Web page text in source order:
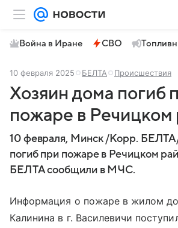
Война в Иране СВО
10 февраля 2025 БЕЛТА Происшествия
Хозяин дома погиб
пожаре в Речицком
10 февраля, Минск /Корр.
погиб при пожаре в Речицком
БЕЛТА сообщили в МЧС.
Информация о пожаре в жилом
Калинина в г. Василевичи